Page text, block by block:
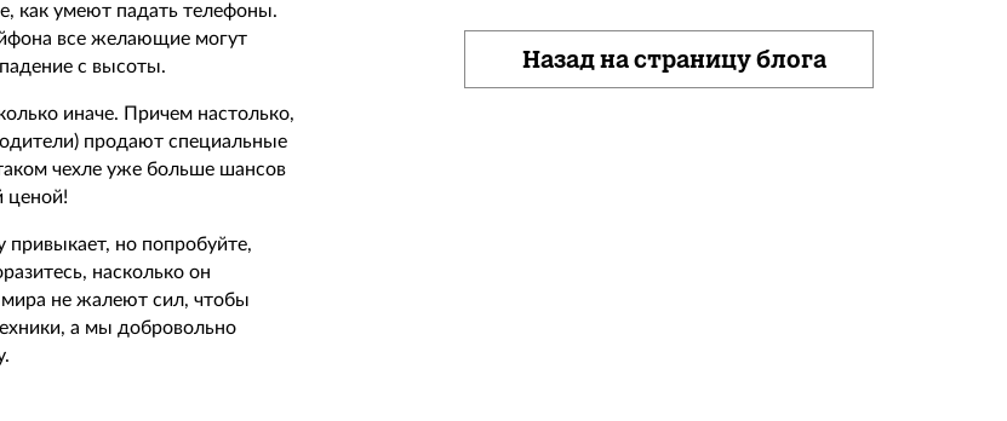
как умеют падать телефоны.
все желающие могут
с высоты.
иначе. Причем настолько,
продают специальные
чехле уже больше шансов
ценой!
привыкает, но попробуйте,
насколько он
мира не жалеют сил, чтобы
а мы добровольно
Назад на страницу блога